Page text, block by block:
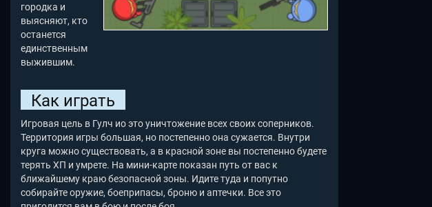
городка и
выясняют, кто
останется
единственным
выжившим.
Как играть
Игровая цель в Гулч ио это уничтожение всех своих соперников.
Территория игры большая, но постепенно она сужается. Внутри
круга можно существовать, а в красной зоне вы постепенно будете
терять ХП и умрете. На мини-карте показан путь от вас к
ближайшему краю безопасной зоны. Идите туда и попутно
собирайте оружие, боеприпасы, броню и аптечки. Все это